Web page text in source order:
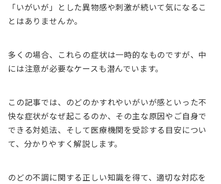
「いがいが」とした異物感や刺激が続いて気になるこ
とはありませんか。
多くの場合、これらの症状は一時的なものですが、中
には注意が必要なケースも潜んでいます。
この記事では、のどのかすれやいがいが感といった不
快な症状がなぜ起こるのか、その主な原因やご自身で
できる対処法、そして医療機関を受診する目安につい
て、分かりやすく解説します。
のどの不調に関する正しい知識を得て、適切な対応を